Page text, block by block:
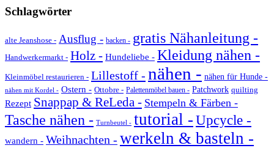
Schlagwörter
alte Jeanshose - Ausflug - backen - gratis Nähanleitung -
Handwerkermarkt - Holz - Hundeliebe - Kleidung nähen -
Kleinmöbel restaurieren - Lillestoff - nähen - nähen für Hunde -
nähen mit Kordel - Ostern - Ottobre - Palettenmöbel bauen - Patchwork quilting
Rezept Snappap & ReLeda - Stempeln & Färben -
Tasche nähen - Turnbeutel - tutorial -Upcycle -
wandern - Weihnachten - werkeln & basteln -